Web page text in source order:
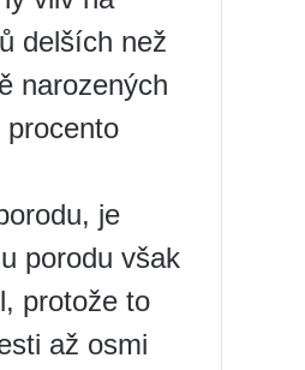
delších než
narozených
procento
je
porodu však
protože to
až osmi